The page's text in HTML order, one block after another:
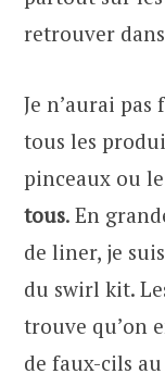
retrouver
Je n’aurai
tous les
pinceaux ou
tous. En
de liner, je
du swirl kit.
trouve qu’on
de faux-cils